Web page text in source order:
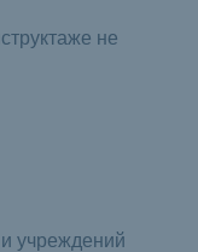
не
учреждений